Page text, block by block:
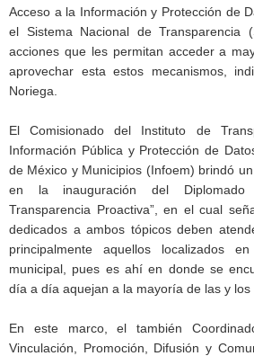
Acceso a la Información y Protección de
el Sistema Nacional de Transparencia
acciones que les permitan acceder a
aprovechar esta estos mecanismos,
Noriega.
El Comisionado del Instituto de
Información Pública y Protección de
de México y Municipios (Infoem) brindó
en la inauguración del Diplomado
Transparencia Proactiva”, en el cual
dedicados a ambos tópicos deben
principalmente aquellos localizados
municipal, pues es ahí en donde se
día a día aquejan a la mayoría de las y los
En este marco, el también
Vinculación, Promoción, Difusión y